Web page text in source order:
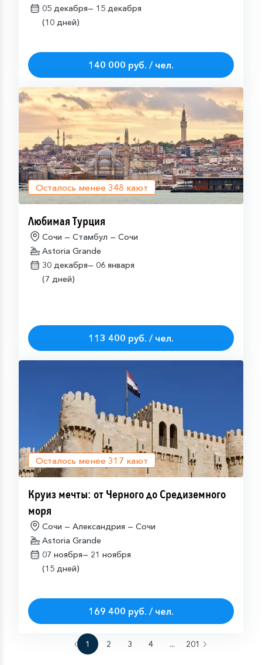
05 декабря— 15 декабря
(10 дней)
140 000 руб. / чел.
Осталось менее 348 кают
Любимая Турция
Сочи — Стамбул — Сочи
Astoria Grande
30 декабря— 06 января
(7 дней)
113 400 руб. / чел.
Осталось менее 317 кают
Круиз мечты: от Черного до Средиземного
моря
Сочи — Александрия — Сочи
Astoria Grande
07 ноября— 21 ноября
(15 дней)
169 400 руб. / чел.
1 2 3 4 ... 201